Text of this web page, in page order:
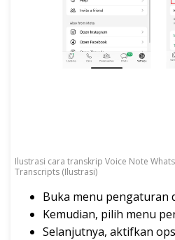
Ilustrasi cara transkrip Voice Note
Transcripts (Ilustrasi)
Buka menu pengaturan
Kemudian, pilih menu
Selanjutnya, aktifkan